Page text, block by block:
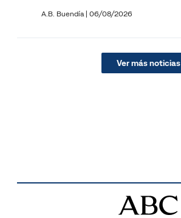
A.B. Buendía | 06/08/2026
Ver más noticias